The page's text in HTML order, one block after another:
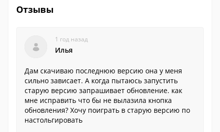
Отзывы
1 год назад
Илья
Дам скачиваю последнюю версию она у меня
сильно зависает. А когда пытаюсь запустить
старую версию запрашивает обновление. как
мне исправить что бы не вылазила кнопка
обновления? Хочу поиграть в старую версию по
настольгировать